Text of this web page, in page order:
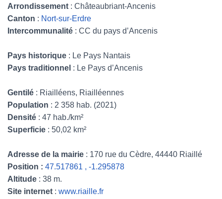
Arrondissement : Châteaubriant-Ancenis
Canton : Nort-sur-Erdre
Intercommunalité : CC du pays d’Ancenis
Pays historique : Le Pays Nantais
Pays traditionnel : Le Pays d’Ancenis
Gentilé : Riailléens, Riailléennes
Population : 2 358 hab. (2021)
Densité : 47 hab./km²
Superficie : 50,02 km²
Adresse de la mairie : 170 rue du Cèdre, 44440 Riaillé
Position : 47.517861 , -1.295878
Altitude : 38 m.
Site internet : www.riaille.fr